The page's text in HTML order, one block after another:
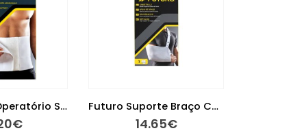
Futuro Pós-Operatório Suporte Abdominal M
€
Futuro Suporte Braço Com Tira Ajustável
14.65€